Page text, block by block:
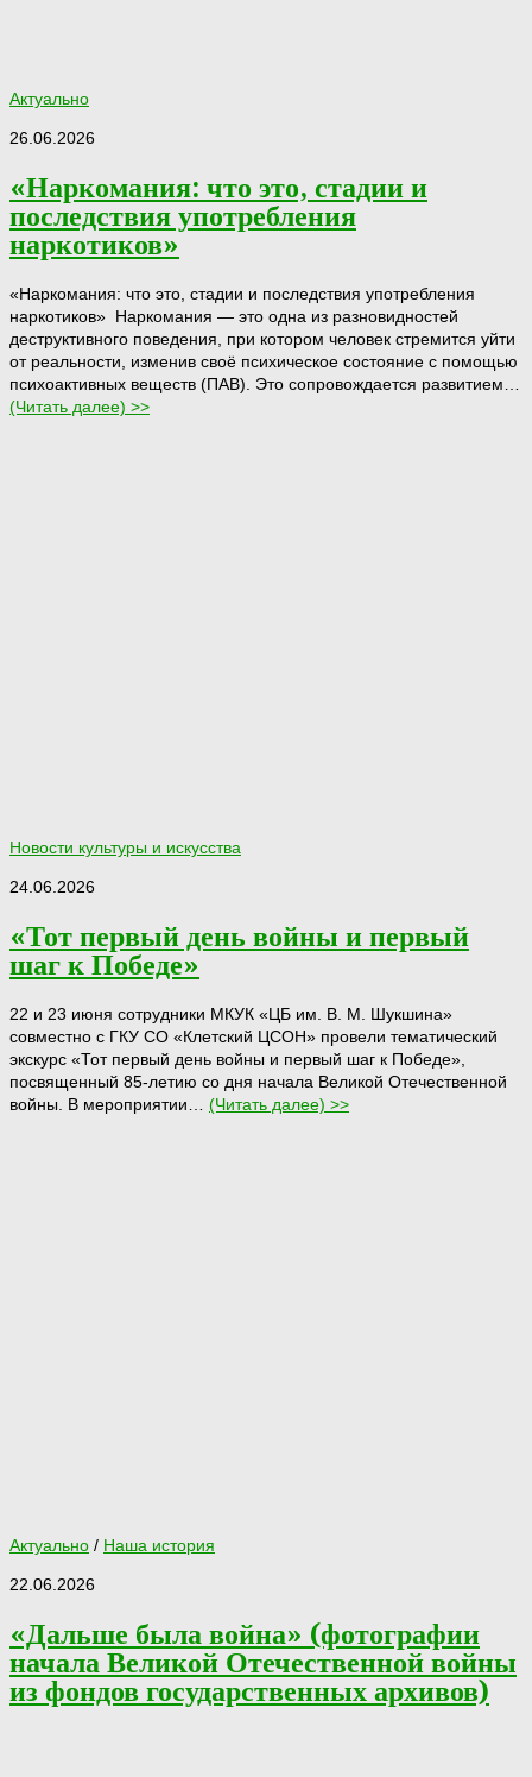
Актуально
26.06.2026
«Наркомания: что это, стадии и
последствия употребления
наркотиков»
«Наркомания: что это, стадии и последствия употребления
наркотиков» Наркомания — это одна из разновидностей
деструктивного поведения, при котором человек стремится уйти
от реальности, изменив своё психическое состояние с помощью
психоактивных веществ (ПАВ). Это сопровождается развитием…
(Читать далее) >>
Новости культуры и искусства
24.06.2026
«Тот первый день войны и первый
шаг к Победе»
22 и 23 июня сотрудники МКУК «ЦБ им. В. М. Шукшина»
совместно с ГКУ СО «Клетский ЦСОН» провели тематический
экскурс «Тот первый день войны и первый шаг к Победе»,
посвященный 85‑летию со дня начала Великой Отечественной
войны. В мероприятии… (Читать далее) >>
Актуально / Наша история
22.06.2026
«Дальше была война» (фотографии
начала Великой Отечественной войны
из фондов государственных архивов)